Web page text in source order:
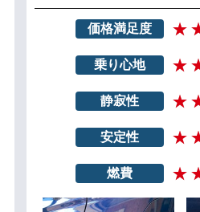
価格満足度
乗り心地
静寂性
安定性
燃費